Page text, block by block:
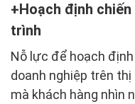
Hoạch định
trình
Nỗ lực để hoạch
doanh nghiệp trên
mà khách hàng nhìn